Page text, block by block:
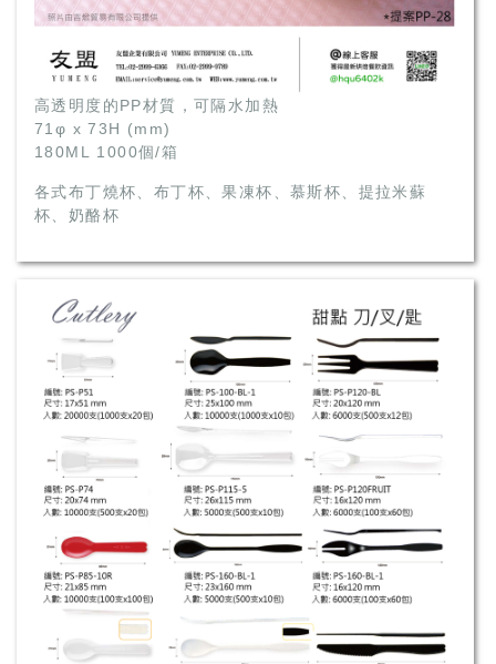
高透明度的PP材質，可隔水加熱
71φ x 73H (mm)
180ML 1000個/箱
各式布丁燒杯、布丁杯、果凍杯、慕斯杯、提拉米蘇
杯、奶酪杯